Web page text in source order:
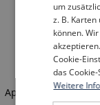
Application error: a
um
z. B.
können.
Cookie-
das
Weitere